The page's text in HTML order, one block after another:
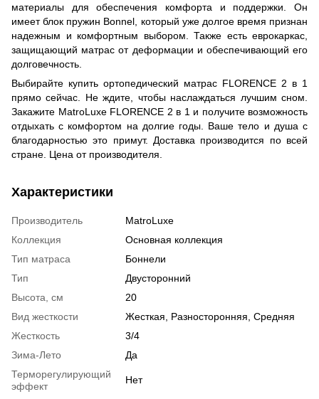
материалы для обеспечения комфорта и поддержки. Он
имеет блок пружин Bonnel, который уже долгое время признан
надежным и комфортным выбором. Также есть еврокаркас,
защищающий матрас от деформации и обеспечивающий его
долговечность.
Выбирайте купить ортопедический матрас FLORENCE 2 в 1
прямо сейчас. Не ждите, чтобы наслаждаться лучшим сном.
Закажите MatroLuxe FLORENCE 2 в 1 и получите возможность
отдыхать с комфортом на долгие годы. Ваше тело и душа с
благодарностью это примут. Доставка производится по всей
стране. Цена от производителя.
Характеристики
Производитель
MatroLuxe
Коллекция
Основная коллекция
Тип матраса
Боннели
Тип
Двусторонний
Высота, см
20
Вид жесткости
Жесткая, Разносторонняя, Средняя
Жесткость
3/4
Зима-Лето
Да
Терморегулирующий
эффект
Нет